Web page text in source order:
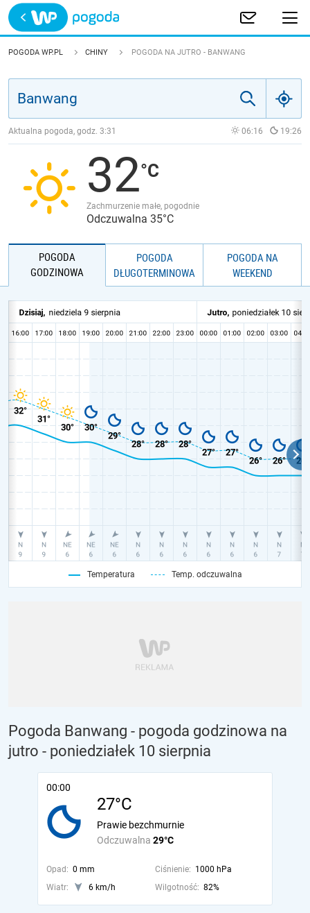
Trwa ładowanie
POLSKA
JAKOŚĆ POWIETRZA
POGODA WP.PL CHINY POGODA NA JUTRO - BANWANG
Aktualna pogoda, godz. 3:31 06:16 19:26
32
Zachmurzenie małe, pogodnie
Odczuwalna 35°C
POGODA
GODZINOWA
POGODA
DŁUGOTERMINOWA
POGODA NA
WEEKEND
Temperatura Temp. odczuwalna
Pogoda Banwang - pogoda godzinowa na
jutro - poniedziałek 10 sierpnia
00:00
27°C
Odczuwalna 29°C
Prawie bezchmurnie
Opad: 0 mm Ciśnienie: 1000 hPa
Wiatr:
6 km/h Wilgotność: 82%